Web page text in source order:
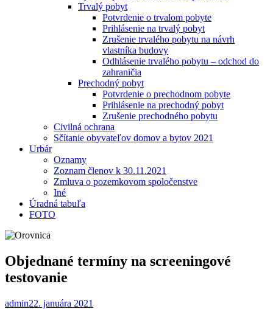
Trvalý pobyt
Potvrdenie o trvalom pobyte
Prihlásenie na trvalý pobyt
Zrušenie trvalého pobytu na návrh
vlastníka budovy
Odhlásenie trvalého pobytu – odchod do
zahraničia
Prechodný pobyt
Potvrdenie o prechodnom pobyte
Prihlásenie na prechodný pobyt
Zrušenie prechodného pobytu
Civilná ochrana
Sčítanie obyvateľov domov a bytov 2021
Urbár
Oznamy
Zoznam členov k 30.11.2021
Zmluva o pozemkovom spoločenstve
Iné
Úradná tabuľa
FOTO
Objednané termíny na screeningové
testovanie
admin22. januára 2021